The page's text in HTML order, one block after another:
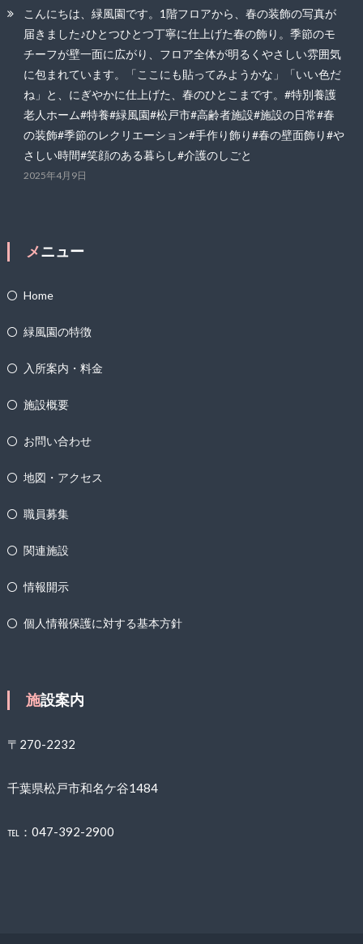
こんにちは、緑風園です。1階フロアから、春の装飾の写真が
届きました♪ひとつひとつ丁寧に仕上げた春の飾り。季節のモ
チーフが壁一面に広がり、フロア全体が明るくやさしい雰囲気
に包まれています。「ここにも貼ってみようかな」「いい色だ
ね」と、にぎやかに仕上げた、春のひとこまです。#特別養護
老人ホーム#特養#緑風園#松戸市#高齢者施設#施設の日常#春
の装飾#季節のレクリエーション#手作り飾り#春の壁面飾り#や
さしい時間#笑顔のある暮らし#介護のしごと
2025年4月9日
メニュー
Home
緑風園の特徴
入所案内・料金
施設概要
お問い合わせ
地図・アクセス
職員募集
関連施設
情報開示
個人情報保護に対する基本方針
施設案内
〒270-2232
千葉県松戸市和名ケ谷1484
℡：047-392-2900